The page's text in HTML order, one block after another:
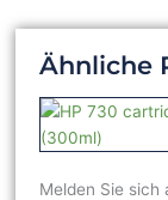
Ähnliche
Melden Sie sich